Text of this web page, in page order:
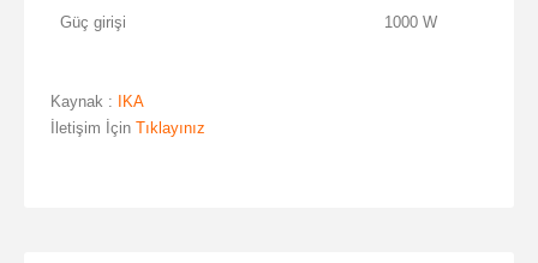
Güç girişi 1000 W
Kaynak :
IKA
İletişim İçin Tıklayınız